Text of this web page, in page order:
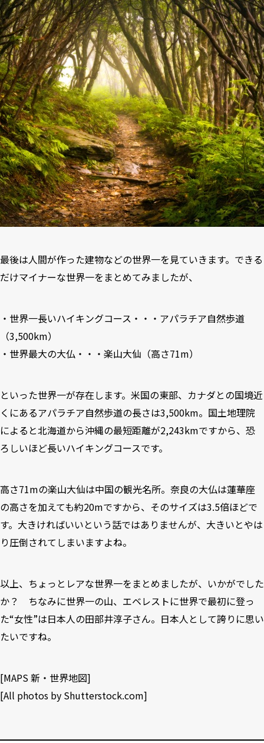
最後は人間が作った建物などの世界一を見ていきます。できる
だけマイナーな世界一をまとめてみましたが、
・世界一長いハイキングコース・・・アパラチア自然歩道
（3,500km）
・世界最大の大仏・・・楽山大仙（高さ71m）
といった世界一が存在します。米国の東部、カナダとの国境近
くにあるアパラチア自然歩道の長さは3,500km。国土地理院
によると北海道から沖縄の最短距離が2,243kmですから、恐
ろしいほど長いハイキングコースです。
高さ71mの楽山大仙は中国の観光名所。奈良の大仏は蓮華座
の高さを加えても約20mですから、そのサイズは3.5倍ほどで
す。大きければいいという話ではありませんが、大きいとやは
り圧倒されてしまいますよね。
以上、ちょっとレアな世界一をまとめましたが、いかがでした
か？ ちなみに世界一の山、エベレストに世界で最初に登っ
た“女性”は日本人の田部井淳子さん。日本人として誇りに思い
たいですね。
[MAPS 新・世界地図]
[All photos by Shutterstock.com]